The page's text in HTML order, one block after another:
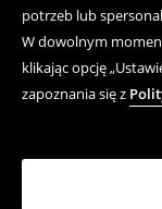
potrzeb lub
W dowolnym
klikając opcję
zapoznania się z
Kwestie Prawne